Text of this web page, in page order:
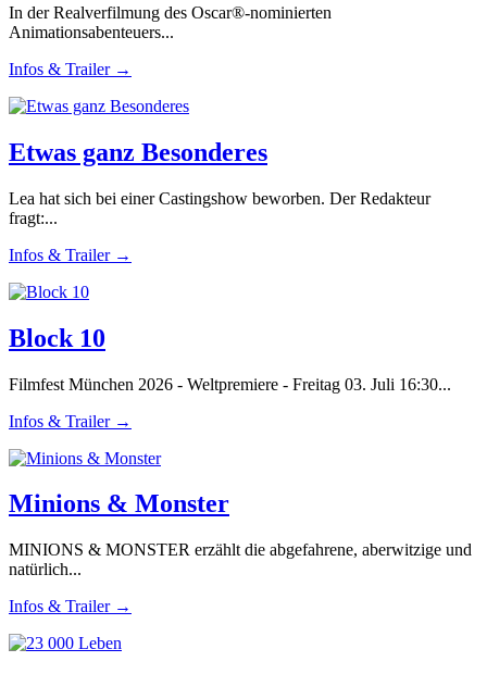
In der Realverfilmung des Oscar®-nominierten
Animationsabenteuers...
Infos & Trailer →
Etwas ganz Besonderes
Lea hat sich bei einer Castingshow beworben. Der Redakteur
fragt:...
Infos & Trailer →
Block 10
Filmfest München 2026 - Weltpremiere - Freitag 03. Juli 16:30...
Infos & Trailer →
Minions & Monster
MINIONS & MONSTER erzählt die abgefahrene, aberwitzige und
natürlich...
Infos & Trailer →